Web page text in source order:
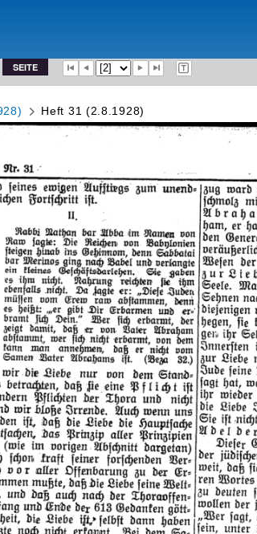
SEITE
Heft 31 (2.8.1928)